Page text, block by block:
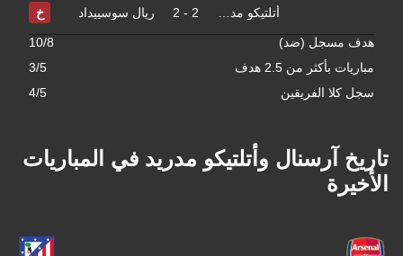
أتلتيكو مدريد 2
-
2 ريال سوسييداد خ
هدف مسجل (ضد)
10/8
مباريات بأكثر من 2.5 هدف
3/5
سجل كلا الفريقين
4/5
تاريخ آرسنال وأتلتيكو مدريد في المباريات
الأخيرة